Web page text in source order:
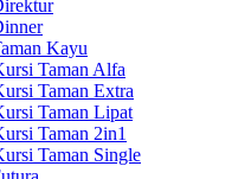
Kayu
Taman Alfa
Taman Extra
Taman Lipat
Taman 2in1
Taman Single